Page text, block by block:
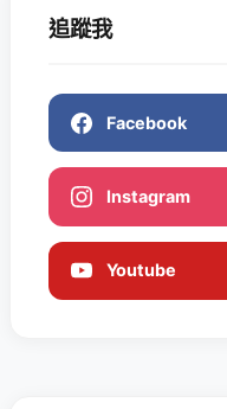
追蹤我
Facebook
Instagram
Youtube